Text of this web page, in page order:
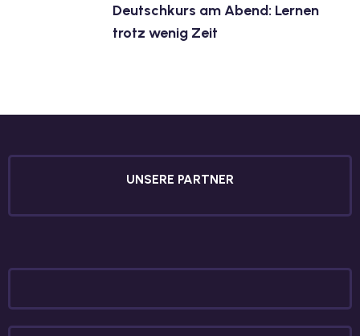
Deutschkurs am Abend: Lernen
trotz wenig Zeit
UNSERE PARTNER